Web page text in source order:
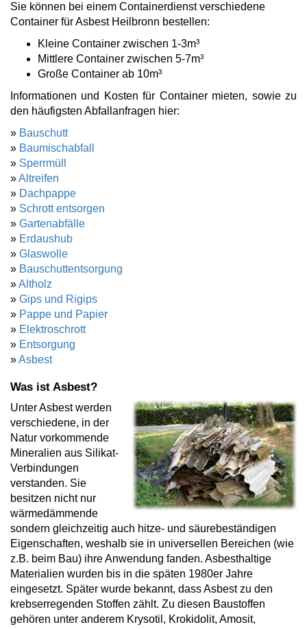
Sie können bei einem Containerdienst verschiedene
Container für Asbest Heilbronn bestellen:
Kleine Container zwischen 1-3m³
Mittlere Container zwischen 5-7m³
Große Container ab 10m³
Informationen und Kosten für Container mieten, sowie zu
den häufigsten Abfallanfragen hier:
» Bauschutt
» Baumischabfall
» Sperrmüll
»Altreifen
» Dachpappe
» Schrott entsorgen
» Gartenabfälle
» Erdaushub
» Glaswolle
» Bauschuttentsorgung
»Altholz
» Gips und Rigips
» Pappe und Papier
» Elektroschrott
» Entsorgung
»Asbest
Was ist Asbest?
Unter Asbest werden
verschiedene, in der
Natur vorkommende
Mineralien aus Silikat-
Verbindungen
verstanden. Sie
besitzen nicht nur
wärmedämmende
sondern gleichzeitig auch hitze- und säurebeständigen
Eigenschaften, weshalb sie in universellen Bereichen (wie
z.B. beim Bau) ihre Anwendung fanden. Asbesthaltige
Materialien wurden bis in die späten 1980er Jahre
eingesetzt. Später wurde bekannt, dass Asbest zu den
krebserregenden Stoffen zählt. Zu diesen Baustoffen
gehören unter anderem Krysotil, Krokidolit, Amosit,